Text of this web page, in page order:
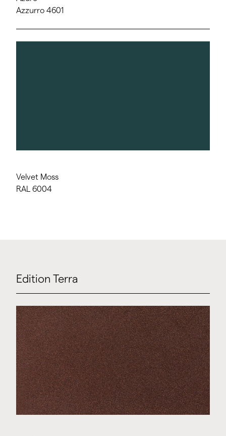
Azzurro 4601
Velvet Moss
RAL 6004
Edition Terra